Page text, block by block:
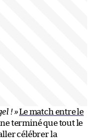
! »Le match entre le
terminé que tout le
célébrer la